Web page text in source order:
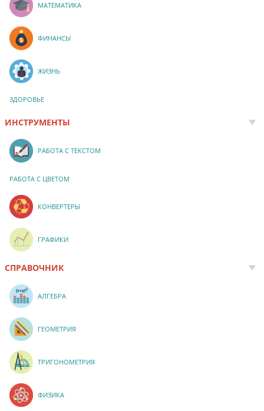
МАТЕМАТИКА
ФИНАНСЫ
ЖИЗНЬ
ЗДОРОВЬЕ
ИНСТРУМЕНТЫ
РАБОТА С ТЕКСТОМ
РАБОТА С ЦВЕТОМ
КОНВЕРТЕРЫ
ГРАФИКИ
СПРАВОЧНИК
АЛГЕБРА
ГЕОМЕТРИЯ
ТРИГОНОМЕТРИЯ
ФИЗИКА